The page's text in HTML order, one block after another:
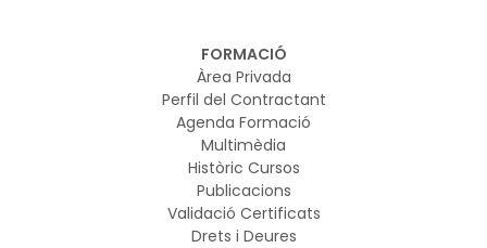
FORMACIÓ
Àrea Privada
Perfil del Contractant
Agenda Formació
Multimèdia
Històric Cursos
Publicacions
Validació Certificats
Drets i Deures